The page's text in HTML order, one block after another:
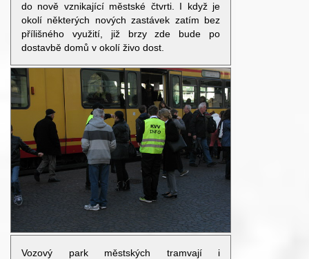
do nově vznikající městské čtvrti. I když je
okolí některých nových zastávek zatím bez
přílišného využití, již brzy zde bude po
dostavbě domů v okolí živo dost.
Vozový park městských tramvají i